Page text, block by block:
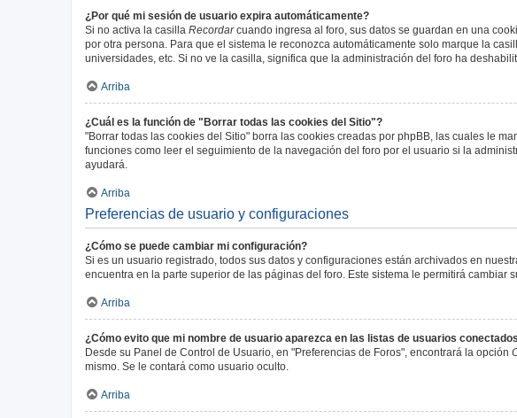
¿Por qué mi sesión de usuario expira automáticamente?
Si no activa la casilla Recordarcuando ingresa al foro, sus datos se guardan en una
por otra persona. Para que el sistema le reconozca automáticamente solo marque la
universidades, etc. Si no ve la casilla, significa que la administración del foro ha
Arriba
¿Cuál es la función de "Borrar todas las cookies del Sitio"?
"Borrar todas las cookies del Sitio" borra las cookies creadas por phpBB, las cuales le
funciones como leer el seguimiento de la navegación del foro por el usuario si la
ayudará.
Arriba
Preferencias de usuario y configuraciones
¿Cómo se puede cambiar mi configuración?
Si es un usuario registrado, todos sus datos y configuraciones están archivados en
encuentra en la parte superior de las páginas del foro. Este sistema le permitirá cambiar
Arriba
¿Cómo evito que mi nombre de usuario aparezca en las listas de usuarios
Desde su Panel de Control de Usuario, en "Preferencias de Foros", encontrará la opción
mismo. Se le contará como usuario oculto.
Arriba